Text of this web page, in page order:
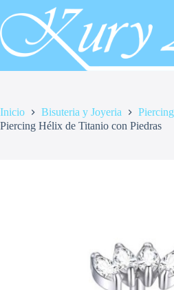
al
contenido
Inicio Bisuteria y Joyeria Piercing
Piercing Hélix de Titanio con Piedras